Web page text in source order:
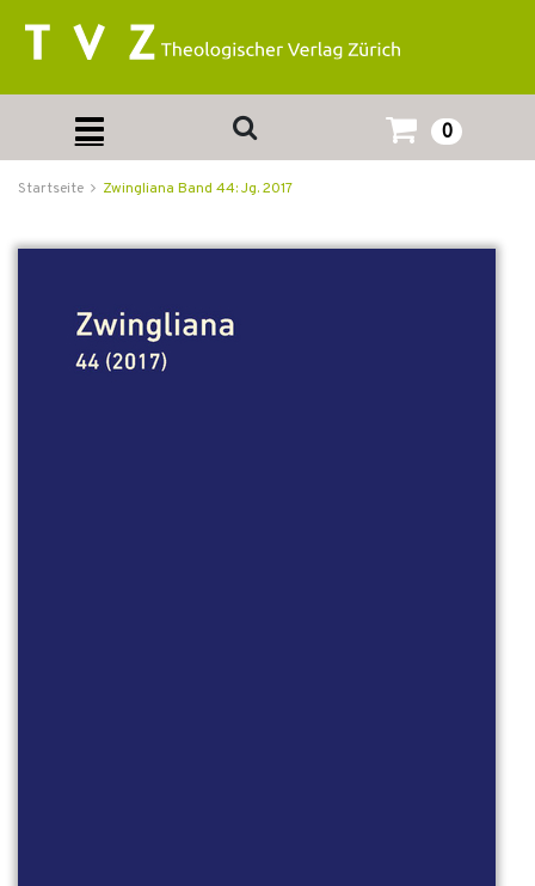
0
Startseite Zwingliana Band 44: Jg. 2017